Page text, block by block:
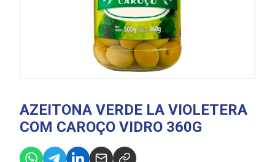
AZEITONA VERDE LA VIOLETERA
COM CAROÇO VIDRO 360G